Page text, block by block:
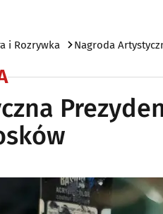
i Rozrywka Nagroda